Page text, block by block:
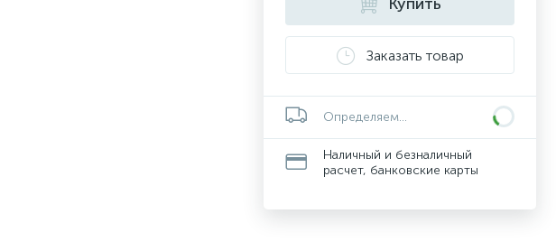
Заказать товар
Определяем...
Наличный и безналичный
расчет, банковские карты